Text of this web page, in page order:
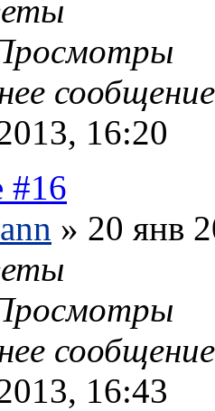
16:20
#16
» 20 янв
16:43